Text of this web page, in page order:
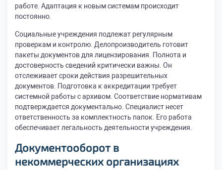
работе. Адаптация к новым системам происходит
постоянно.
Социальные учреждения подлежат регулярным
проверкам и контролю. Делопроизводитель готовит
пакеты документов для лицензирования. Полнота и
достоверность сведений критически важны. Он
отслеживает сроки действия разрешительных
документов. Подготовка к аккредитации требует
системной работы с архивом. Соответствие нормативам
подтверждается документально. Специалист несет
ответственность за комплектность папок. Его работа
обеспечивает легальность деятельности учреждения.
Документооборот в
некоммерческих организациях